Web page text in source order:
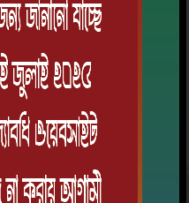
খ্রিঃ
5909011301
অ্যালামনাই